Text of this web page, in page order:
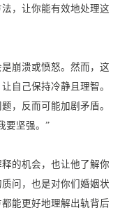
，让你能有效地处理这
崩溃或愤怒。然而，这
自己保持冷静且理智。
，反而可能加剧矛盾。
要坚强。”
的机会，也让他了解你
问，也是对你们婚姻状
能更好地理解出轨背后